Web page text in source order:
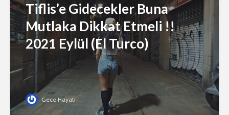
Tiflis’e Gidecekler Buna
Mutlaka Dikkat Etmeli !!
2021 Eylül (El Turco)
Gece Hayatı